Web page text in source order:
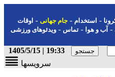
-استخدام- جام جهانی-اوقات
و هوا-تماس-ویدئوهای ورزشی
19:33 | 1405/5/15
سرویسها